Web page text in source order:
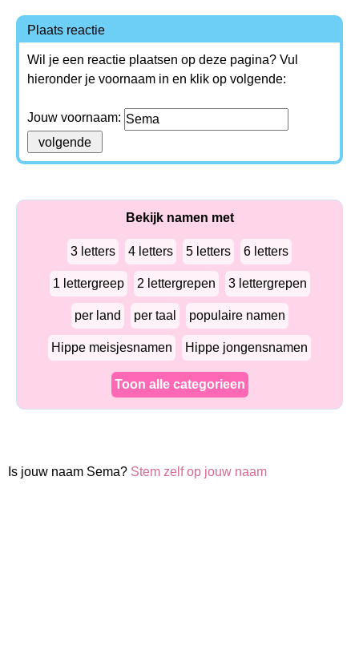
Plaats reactie
Wil je een reactie plaatsen op deze pagina? Vul
hieronder je voornaam in en klik op volgende:
Jouw voornaam:
Bekijk namen met
3 letters 4 letters 5 letters 6 letters
1 lettergreep 2 lettergrepen 3 lettergrepen
per land per taal populaire namen
Hippe meisjesnamen Hippe jongensnamen
Toon alle categorieen
Is jouw naam Sema? Stem zelf op jouw naam